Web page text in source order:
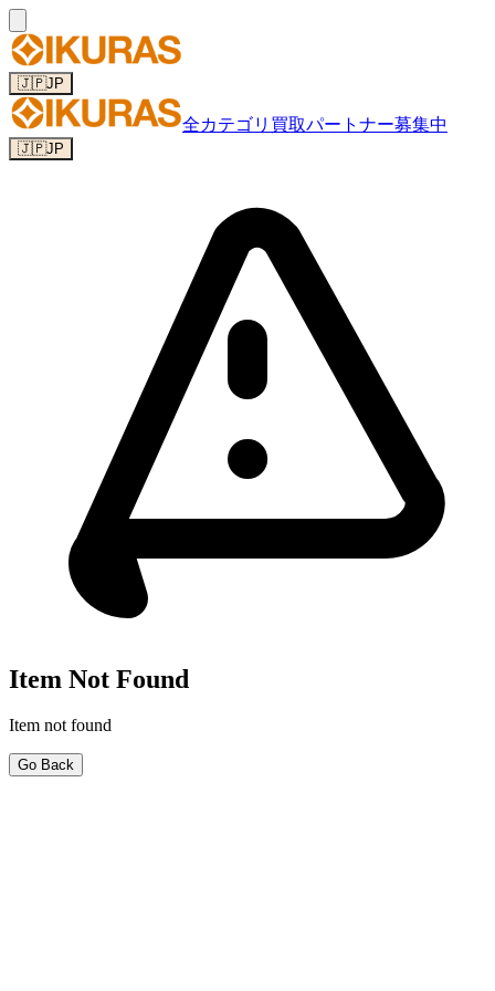
🇯🇵JP
全カテゴリ 買取パートナー募集中
🇯🇵JP
Item Not Found
Item not found
Go Back